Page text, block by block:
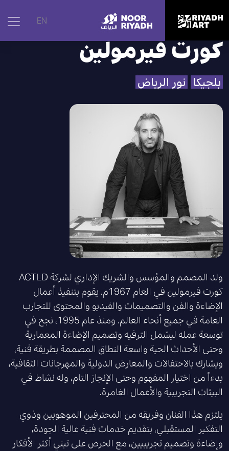
EN الرئيسية | الفنانون كورت فيرمولين
كورت فيرمولين
بلجيكا نور الرياض
ولد المصمم والمؤسس والشريك الإداري لشركة ACTLD
كورت فيرمولين في العام 1967م. يقوم بتنفيذ أعمال
الإضاءة والفن والتصميمات والفيديو والمحتوى للتجارب
العامة في جميع أنحاء العالم. ومنذ عام 1995، نجح في
توسعة عمله ليشمل الترفيه وتصميم الإضاءة المعمارية
وحتى الأحداث الحية واسعة النطاق المصممة بطريقة فنية،
ويشارك بالاحتفالات والمعارض الدولية والمهرجانات الثقافية،
بدءاً من اختيار المفهوم وحتى الإنجاز التام، وله نشاط في
البيئات التجريبية والأعمال الغامرة.
يلتزم هذا الفنان وفريقه من المحترفين الموهوبين وذوي
التفكير المستقبلي، بتقديم خدمات فنية عالية الجودة،
وإضاءة وتصميم تجريبيين، مع الحرص على تبني أكثر الأفكار